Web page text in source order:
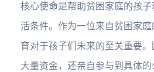
核心使命是帮助贫困家庭的孩
活条件。作为一位来自贫困家
育对于孩子们未来的至关重要
大量资金，还亲自参与到具体